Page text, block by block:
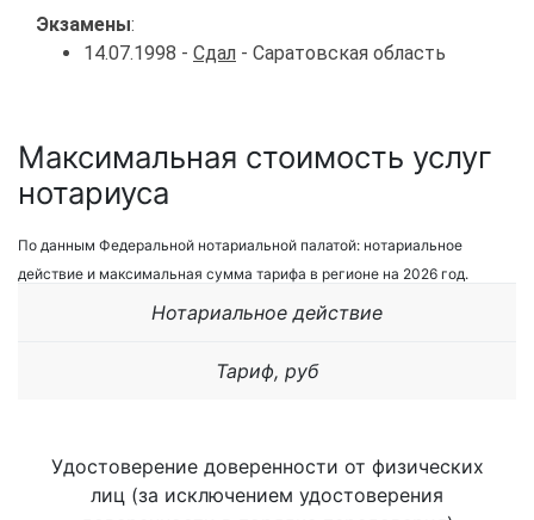
Экзамены:
14.07.1998 - Сдал - Саратовская область
Максимальная стоимость услуг
нотариуса
По данным Федеральной нотариальной палатой: нотариальное
действие и максимальная сумма тарифа в регионе на 2026 год.
Нотариальное действие
Тариф, руб
Удостоверение доверенности от физических
лиц (за исключением удостоверения